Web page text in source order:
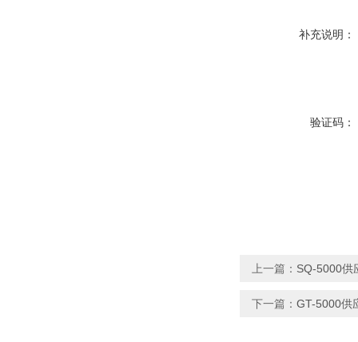
补充说明：
验证码：
上一篇： SQ-5000供
下一篇： GT-5000供